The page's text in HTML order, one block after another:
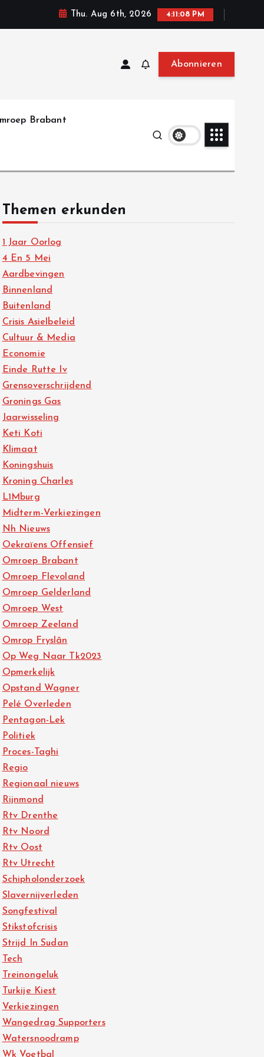
Thu. Aug 6th, 2026 4:11:09 PM
Abonnieren
Brabant
Themen erkunden
1 Jaar Oorlog
4 En 5 Mei
Aardbevingen
Binnenland
Buitenland
Crisis Asielbeleid
Cultuur & Media
Economie
Einde Rutte Iv
Grensoverschrijdend
Gronings Gas
Jaarwisseling
Keti Koti
Klimaat
Koningshuis
Kroning Charles
L1Mburg
Midterm-Verkiezingen
Nh Nieuws
Oekraïens Offensief
Omroep Brabant
Omroep Flevoland
Omroep Gelderland
Omroep West
Omroep Zeeland
Omrop Fryslân
Op Weg Naar Tk2023
Opmerkelijk
Opstand Wagner
Pelé Overleden
Pentagon-Lek
Politiek
Proces-Taghi
Regio
Regionaal nieuws
Rijnmond
Rtv Drenthe
Rtv Noord
Rtv Oost
Rtv Utrecht
Schipholonderzoek
Slavernijverleden
Songfestival
Stikstofcrisis
Strijd In Sudan
Tech
Treinongeluk
Turkije Kiest
Verkiezingen
Wangedrag Supporters
Watersnoodramp
Wk Voetbal